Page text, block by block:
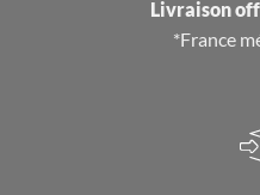
Livraison
*France